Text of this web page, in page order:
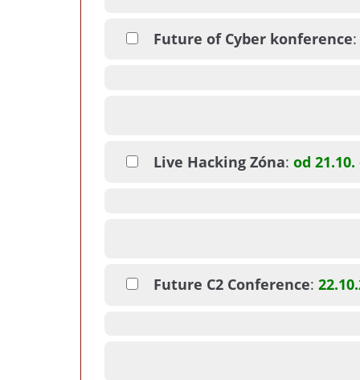
Future of Cyber konference:
Live Hacking Zóna: od 21.10.
Future C2 Conference: